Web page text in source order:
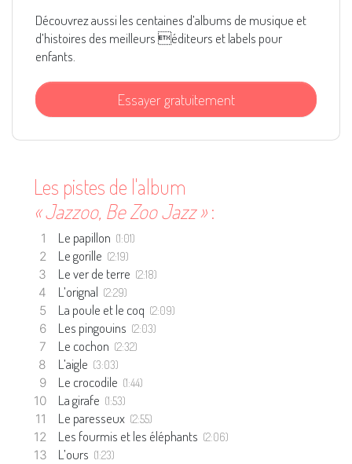
Découvrez aussi les centaines d’albums de musique et
d’histoires des meilleurs éditeurs et labels pour
enfants.
Essayer gratuitement
Les pistes de l'album
« Jazzoo, Be Zoo Jazz »:
Le papillon (1:01)
Le gorille (2:19)
Le ver de terre (2:18)
L’orignal (2:29)
La poule et le coq (2:09)
Les pingouins (2:03)
Le cochon (2:32)
L’aigle (3:03)
Le crocodile (1:44)
La girafe (1:53)
Le paresseux (2:55)
Les fourmis et les éléphants (2:06)
L’ours (1:23)